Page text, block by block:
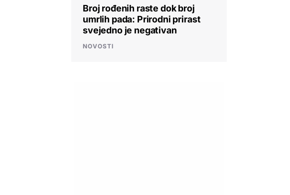
Broj rođenih raste dok broj
umrlih pada: Prirodni prirast
svejedno je negativan
NOVOSTI